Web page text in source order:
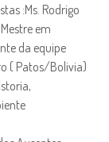
:Ms. Rodrigo
em
da equipe
( Patos/Bolivia)